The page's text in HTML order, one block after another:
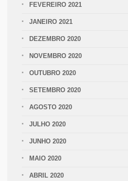
FEVEREIRO 2021
JANEIRO 2021
DEZEMBRO 2020
NOVEMBRO 2020
OUTUBRO 2020
SETEMBRO 2020
AGOSTO 2020
JULHO 2020
JUNHO 2020
MAIO 2020
ABRIL 2020